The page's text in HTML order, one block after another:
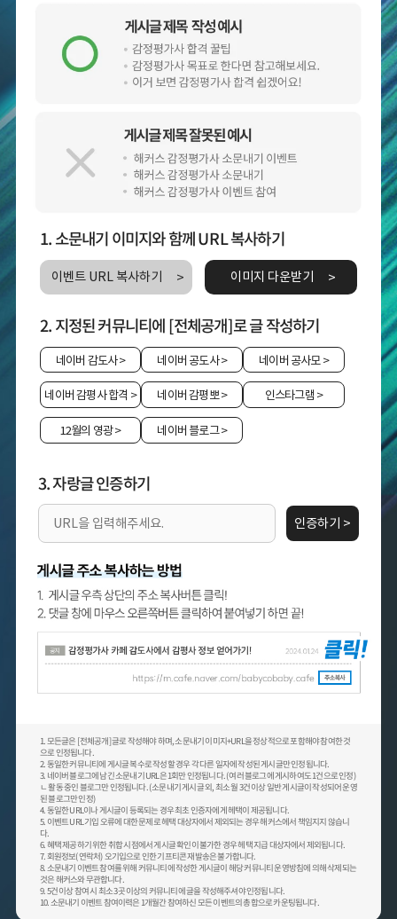
1. 소문내기 이미지와 함께 URL 복사하기
이벤트 URL 복사하기 이미지 다운받기
2. 지정된 커뮤니티에 [전체공개]로 글 작성하기
네이버 감도사> 네이버 공도사> 네이버 공사모>
네이버 감평사 합격 > 네이버 감평뽀> 인스타그램 >
12월의 영광> 네이버 블로그>
3. 자랑글 인증하기
인증하기 >
1. 모든글은 [전체공개] 글로 작성해야 하며, 소문내기 이미지+URL을 정상적으로 포함해야 참여한 것
으로 인정됩니다.
2. 동일한 커뮤니티에 게시글 복수로 작성할 경우 각 다른 일자에 작성된 게시글만 인정됩니다.
3. 네이버 블로그에 남긴 소문내기 URL은 1회만 인정됩니다. (여러 블로그에 게시하여도 1건으로 인정)
ㄴ 활동 중인 블로그만 인정됩니다. (소문내기 게시글 외, 최소 월 3건 이상 일반 게시글이 작성되어 운영
된 블로그만 인정)
4. 동일한 URL이나 게시글이 등록되는 경우 최초 인증자에게 헤택이 제공됩니다.
5. 이벤트 URL 기입 오류에 대한 문제로 헤택 대상자에서 제외되는 경우 해커스에서 책임지지 않습니
다.
6. 혜택 제공하기 위한 취합 시점에서 게시글 확인이 불가한 경우 헤택 지급 대상자에서 제외됩니다.
7. 회원정보(연락처) 오기입으로 인한 기프티콘 재발송은 불가합니다.
8. 소문내기 이벤트 참여를 위해 커뮤니티에 작성한 게시글이 해당 커뮤니티 운영방침에 의해 삭제되는
것은 해커스와 무관합니다.
9. 5건 이상 참여 시 최소 3곳 이상의 커뮤니티에 글을 작성해주셔야 인정됩니다.
10. 소문내기 이벤트 참여이력은 1개월간 참여하신 모든 이벤트의 총합으로 카운팅됩니다.